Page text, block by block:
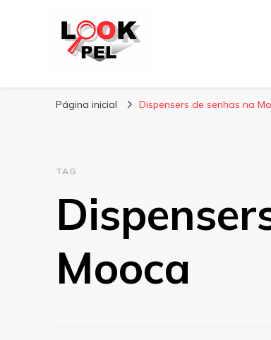
Lookpel
Página inicial Dispensers de senhas na
TAG
Mooca